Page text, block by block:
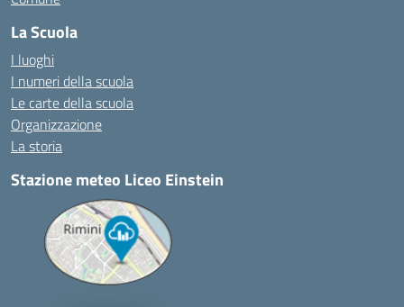
La Scuola
I luoghi
I numeri della scuola
Le carte della scuola
Organizzazione
La storia
Stazione meteo Liceo Einstein